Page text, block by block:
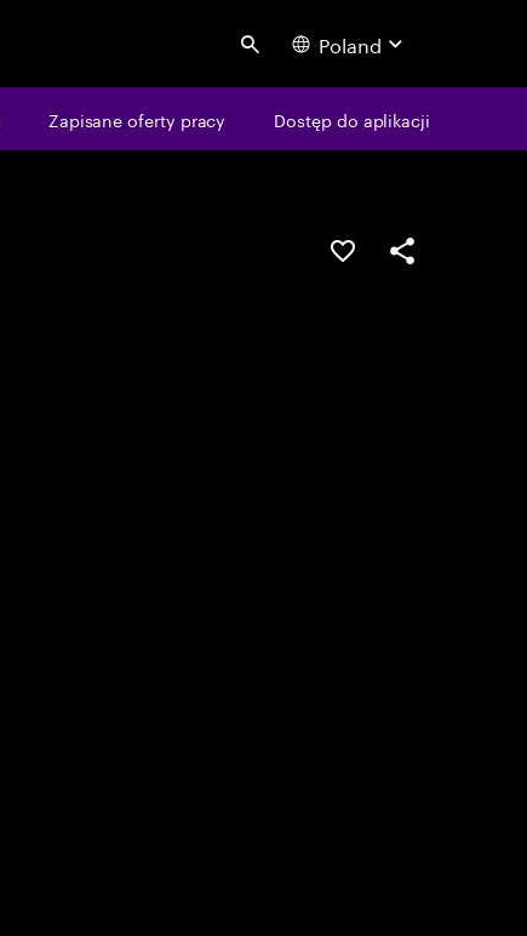
Search Poland
Zapisane oferty pracy Dostęp do aplikacji
GuardarPartilhar